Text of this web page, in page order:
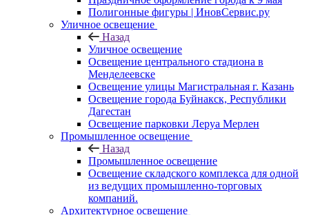
Полигонные фигуры | ИновСервис.ру
Уличное освещение
Назад
Уличное освещение
Освещение центрального стадиона в
Менделеевске
Освещение улицы Магистральная г. Казань
Освещение города Буйнакск, Республики
Дагестан
Освещение парковки Леруа Мерлен
Промышленное освещение
Назад
Промышленное освещение
Освещение складского комплекса для одной
из ведущих промышленно-торговых
компаний.
Архитектурное освещение